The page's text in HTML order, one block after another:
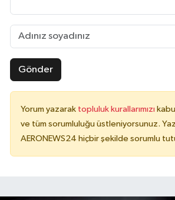
Gönder
Yorum yazarak topluluk kurallarımızı
ve tüm sorumluluğu üstleniyorsunuz.
AERONEWS24 hiçbir şekilde sorumlu